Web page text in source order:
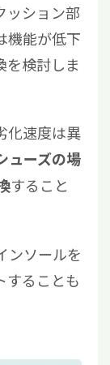
ッション部
機能が低下
を検討しま
化速度は異
ューズの場
すること
ンソールを
することも